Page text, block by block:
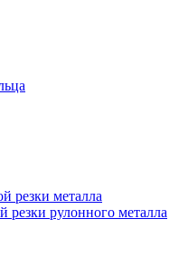
резки металла
рулонного металла